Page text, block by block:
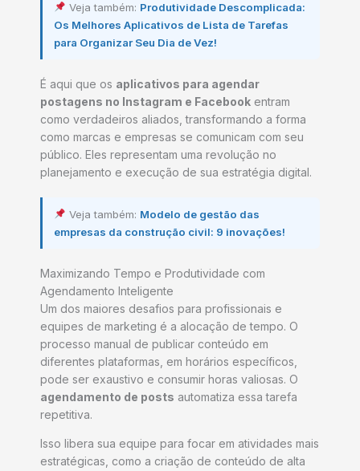
Veja também: Produtividade Descomplicada:
Os Melhores Aplicativos de Lista de Tarefas
para Organizar Seu Dia de Vez!
É aqui que os aplicativos para agendar
postagens no Instagram e Facebook entram
como verdadeiros aliados, transformando a forma
como marcas e empresas se comunicam com seu
público. Eles representam uma revolução no
planejamento e execução de sua estratégia digital.
Veja também: Modelo de gestão das
empresas da construção civil: 9 inovações!
Maximizando Tempo e Produtividade com
Agendamento Inteligente
Um dos maiores desafios para profissionais e
equipes de marketing é a alocação de tempo. O
processo manual de publicar conteúdo em
diferentes plataformas, em horários específicos,
pode ser exaustivo e consumir horas valiosas. O
agendamento de posts automatiza essa tarefa
repetitiva.
Isso libera sua equipe para focar em atividades mais
estratégicas, como a criação de conteúdo de alta